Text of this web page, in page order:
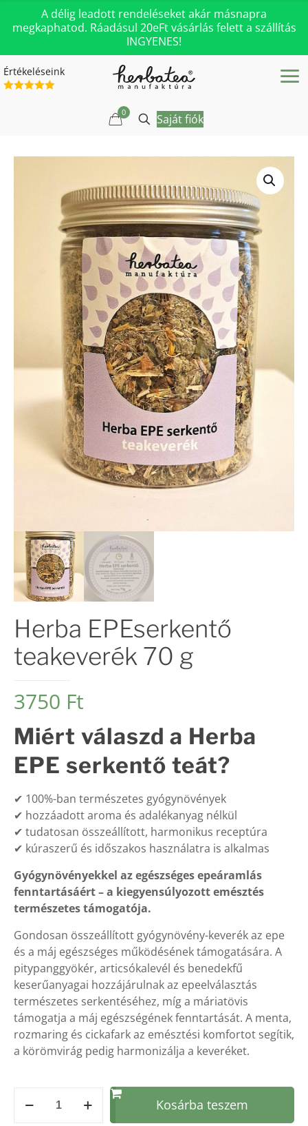
A délig leadott rendeléseket akár másnapra
megkaphatod. Ráadásul 20eFt vásárlás felett a szállítás
INGYENES!
Értékeléseink
0 Saját fiók
Herba EPEserkentő
teakeverék 70 g
3750 Ft
Miért válaszd a Herba
EPE serkentő teát?
✔ 100%-ban természetes gyógynövények
✔ hozzáadott aroma és adalékanyag nélkül
✔ tudatosan összeállított, harmonikus receptúra
✔ kúraszerű és időszakos használatra is alkalmas
Gyógynövényekkel az egészséges epeáramlás
fenntartásáért – a kiegyensúlyozott emésztés
természetes támogatója.
Gondosan összeállított gyógynövény-keverék az epe
és a máj egészséges működésének támogatására. A
pitypanggyökér, articsókalevél és benedekfű
keserűanyagai hozzájárulnak az epeelválasztás
természetes serkentéséhez, míg a máriatövis
támogatja a máj egészségének fenntartását. A menta,
rozmaring és cickafark az emésztési komfortot segítik,
a körömvirág pedig harmonizálja a keveréket.
EPEserkentő
Kosárba teszem